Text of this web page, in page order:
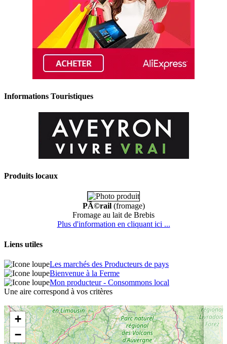
Informations Touristiques
Produits locaux
PÃ©rail(fromage)
Fromage au lait de Brebis
Plus d'information en cliquant ici ...
Liens utiles
Les marchés des Producteurs de pays
Bienvenue à la Ferme
Mon producteur - Consommons local
Une aire correspond à vos critères
+
−